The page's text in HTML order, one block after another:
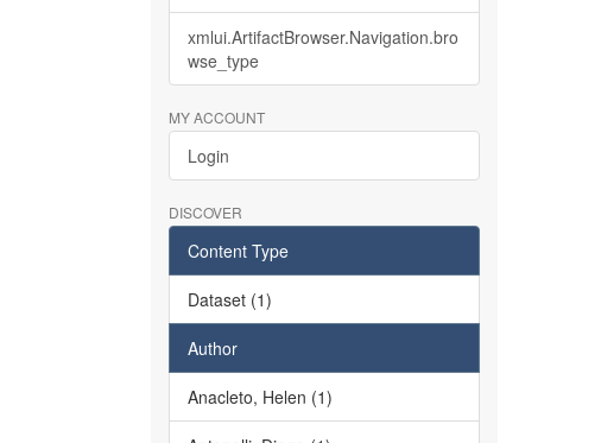
xmlui.ArtifactBrowser.Navigation.bro
wse_type
MY ACCOUNT
Login
DISCOVER
Content Type
Dataset (1)
Author
Anacleto, Helen (1)